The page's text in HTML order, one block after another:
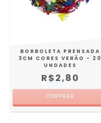
BORBOLETA PRENSADA
3CM CORES VERÃO - 20
UNDADES
R$2,80